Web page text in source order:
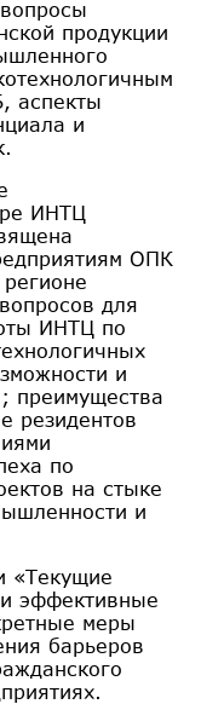
продукции
аспекты
и
ИНТЦ
ОПК
для
ИНТЦ по
и
преимущества
резидентов
по
на стыке
и
«Текущие
эффективные
меры
барьеров